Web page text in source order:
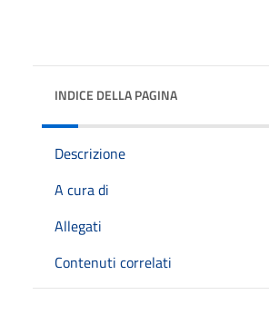
INDICE DELLA PAGINA
Descrizione
A cura di
Allegati
Contenuti correlati